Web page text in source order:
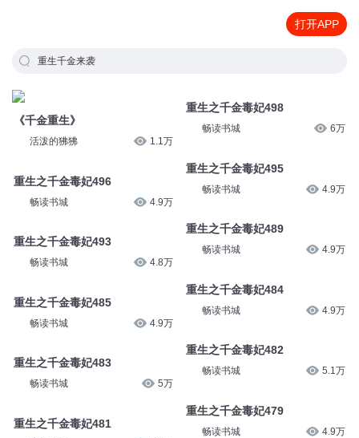
打开APP
重生千金来袭
《千金重生》
活泼的狒狒 1.1万
重生之千金毒妃496
畅读书城 4.9万
重生之千金毒妃493
畅读书城 4.8万
重生之千金毒妃485
畅读书城 4.9万
重生之千金毒妃483
畅读书城 5万
重生之千金毒妃481
重生之千金毒妃498
畅读书城 6万
重生之千金毒妃495
畅读书城 4.9万
重生之千金毒妃489
畅读书城 4.9万
重生之千金毒妃484
畅读书城 4.9万
重生之千金毒妃482
畅读书城 5.1万
重生之千金毒妃479
畅读书城 4.9万